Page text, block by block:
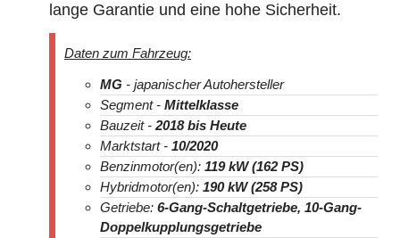
lange Garantie und eine hohe Sicherheit.
Daten zum Fahrzeug:
MG - japanischer Autohersteller
Segment - Mittelklasse
Bauzeit - 2018bis Heute
Marktstart - 10/2020
Benzinmotor(en): 119 kW (162 PS)
Hybridmotor(en): 190 kW (258 PS)
Getriebe: 6-Gang-Schaltgetriebe, 10-Gang-
Doppelkupplungsgetriebe